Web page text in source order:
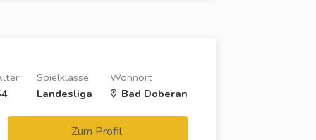
Wohnort
Bad Doberan
Spielklasse
Landesliga
Zum Profil